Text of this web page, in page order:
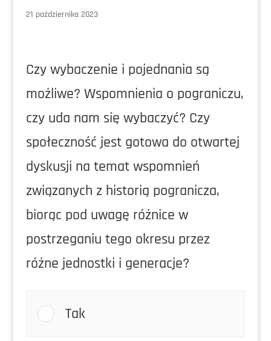
21 października 2023
Czy wybaczenie i pojednania są
możliwe? Wspomnienia o pograniczu,
czy uda nam się wybaczyć? Czy
społeczność jest gotowa do otwartej
dyskusji na temat wspomnień
związanych z historią pogranicza,
biorąc pod uwagę różnice w
postrzeganiu tego okresu przez
różne jednostki i generacje?
Tak